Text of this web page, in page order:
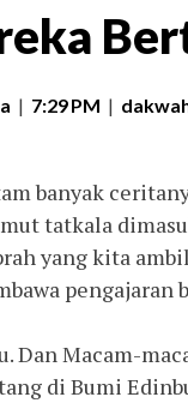
| 7:29 PM |
banyak
tatkala
yang kita
pengajaran
Dan Macam-
di Bumi